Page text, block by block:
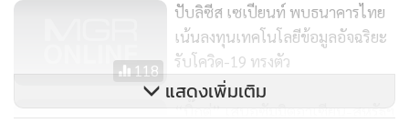
ประเด็นที่สาม การมุ่งไปสู่ดิจิทัล นายกรัฐมนตรี กล่าวว่า
เศรษฐกิจดิจิทัลเป็นมิติใหม่ของการสร้างอาชีพ และการเจริญ
เติบโตในภูมิภาค เอเปคจึงเน้นให้การมุ่งไปสู่ดิจิทัลเป็นหนึ่งใน
ประเด็นสำคัญในปีนี้ เพราะจะช่วยเพิ่มประสิทธิภาพสร้างโอกาส
118
ปับลิซีส เซเปียนท์ พบธนาคารไทย
เน้นลงทุนเทคโนโลยีข้อมูลอัจฉริยะ
รับโควิด-19 ทรงตัว
“บิ๊กตู่” เสนอซัมมิตอาเซียน-สหรัฐฯ
แสดงเพิ่มเติม